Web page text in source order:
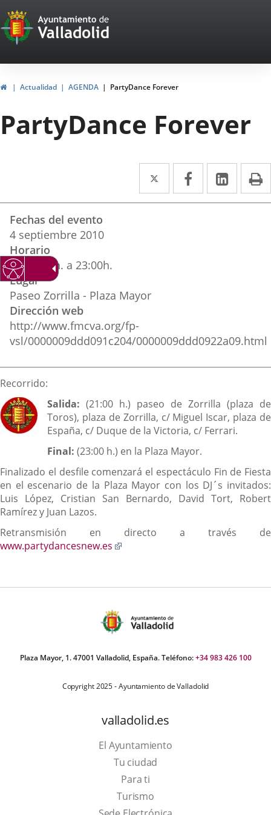
Portal
Web
del
Ayuntamiento
de
Valladolid
InicioActualidad AGENDA PartyDance Forever
PartyDance Forever
Twitter
Enlace
a
Facebook
Enlace
a
Enlace
a
del
evento
Fechas del evento
4 septiembre 2010
Horario
De 21:00h. a 23:00h.
Lugar
Paseo Zorrilla - Plaza Mayor
Dirección web
http://www.fmcva.org/fp-
vsl/0000009ddd091c204/0000009ddd0922a09.html
Descripción
Recorrido:
Salida: (21:00 h.) paseo de Zorrilla (plaza de
Toros), plaza de Zorrilla, c/ Miguel Iscar, plaza de
España, c/ Duque de la Victoria, c/ Ferrari.
Final: (23:00 h.) en la Plaza Mayor.
Finalizado el desfile comenzará el espectáculo Fin de Fiesta
en el escenario de la Plaza Mayor con los DJ´s invitados:
Luis López, Cristian San Bernardo, David Tort, Robert
Ramírez y Juan Lazos.
Retransmisión en directo a través de
www.partydancesnew.es
aplicación
Plaza Mayor, 1. 47001 Valladolid, España. Teléfono:+34 983 426 100
Copyright 2025 - Ayuntamiento de Valladolid
valladolid.es
El Ayuntamiento
Tu ciudad
Para ti
TurismoEste